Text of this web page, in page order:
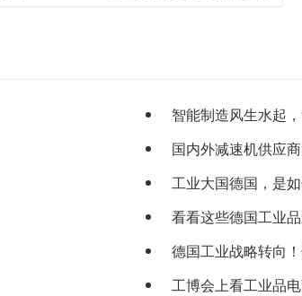
智能制造风生水起，
国内外减速机供应
工业大国德国，是
看看这些德国工业
德国工业战略转向
工博会上看工业品